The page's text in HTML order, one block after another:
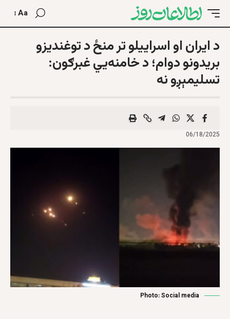
Aa
د ایران او اسراییلو تر منځ د توغندیزو
بریدونو دوام؛ د خامنه‌یي غبرګون:
تسلیمېږو نه
06/18/2025
Photo: Social media